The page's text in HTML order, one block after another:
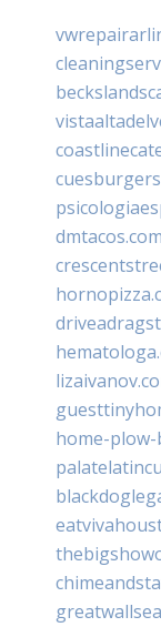
dmtacos.com
home-plow-